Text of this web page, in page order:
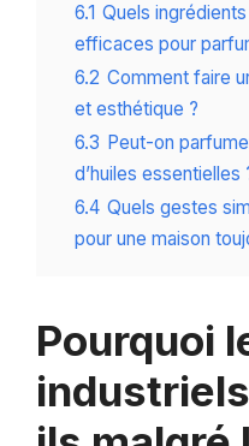
6.1 Quels
efficaces pour
6.2 Comment faire
et esthétique ?
6.3 Peut-on
d’huiles essentielles
6.4 Quels gestes
pour une maison
Pourquoi